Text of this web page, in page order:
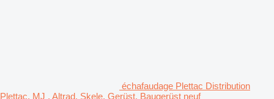
échafaudage Plettac Distribution
Plettac, MJ , Altrad, Skele, Gerüst, Baugerüst neuf